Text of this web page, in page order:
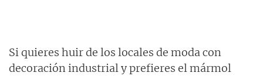
Si quieres huir de los locales de moda con
decoración industrial y prefieres el mármol